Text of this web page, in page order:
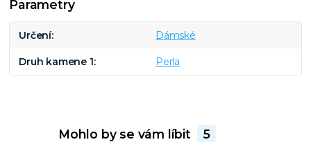
Parametry
Určení Dámské
Druh kamene 1 Perla
Mohlo by se vám líbit 5